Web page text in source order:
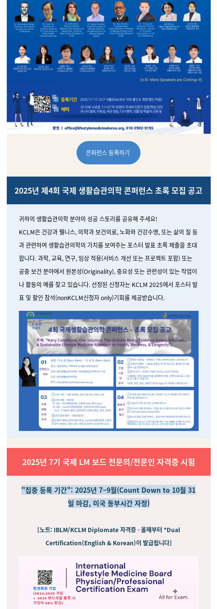
콘퍼런스 등록하기
2025년 제4회 국제 생활습관의학 콘퍼런스 초록 모집 공고
귀하의 생활습관의학 분야의 성공 스토리를 공유해 주세요!
KCLM은 건강과 웰니스, 의학과 보건의료, 노화와 건강수명, 또는 삶의 질 등
과 관련하여 생활습관의학의 가치를 보여주는 포스터 발표 초록 제출을 초대
합니다. 과학, 교육, 연구, 임상 적용(서비스 개선 또는 프로젝트 포함) 또는
공중 보건 분야에서 원본성(Originality), 중요성 또는 관련성이 있는 작업이
나 활동의 예를 찾고 있습니다. 선정된 신청자는 KCLM 2025에서 포스터 발
표 및 할인 참석(nonKCLM신청자 only)기회를 제공받습니다.
2025년 7기 국제 LM 보드 전문의/전문인 자격증 시험
"집중 등록 기간": 2025년 7~9월(Count Down to 10월 31
일 마감, 미국 동부시간 자정)
[노트: IBLM/KCLM Diplomate 자격증 - 올해부터 *Dual
Certification(English & Korean)이 발급됩니다]